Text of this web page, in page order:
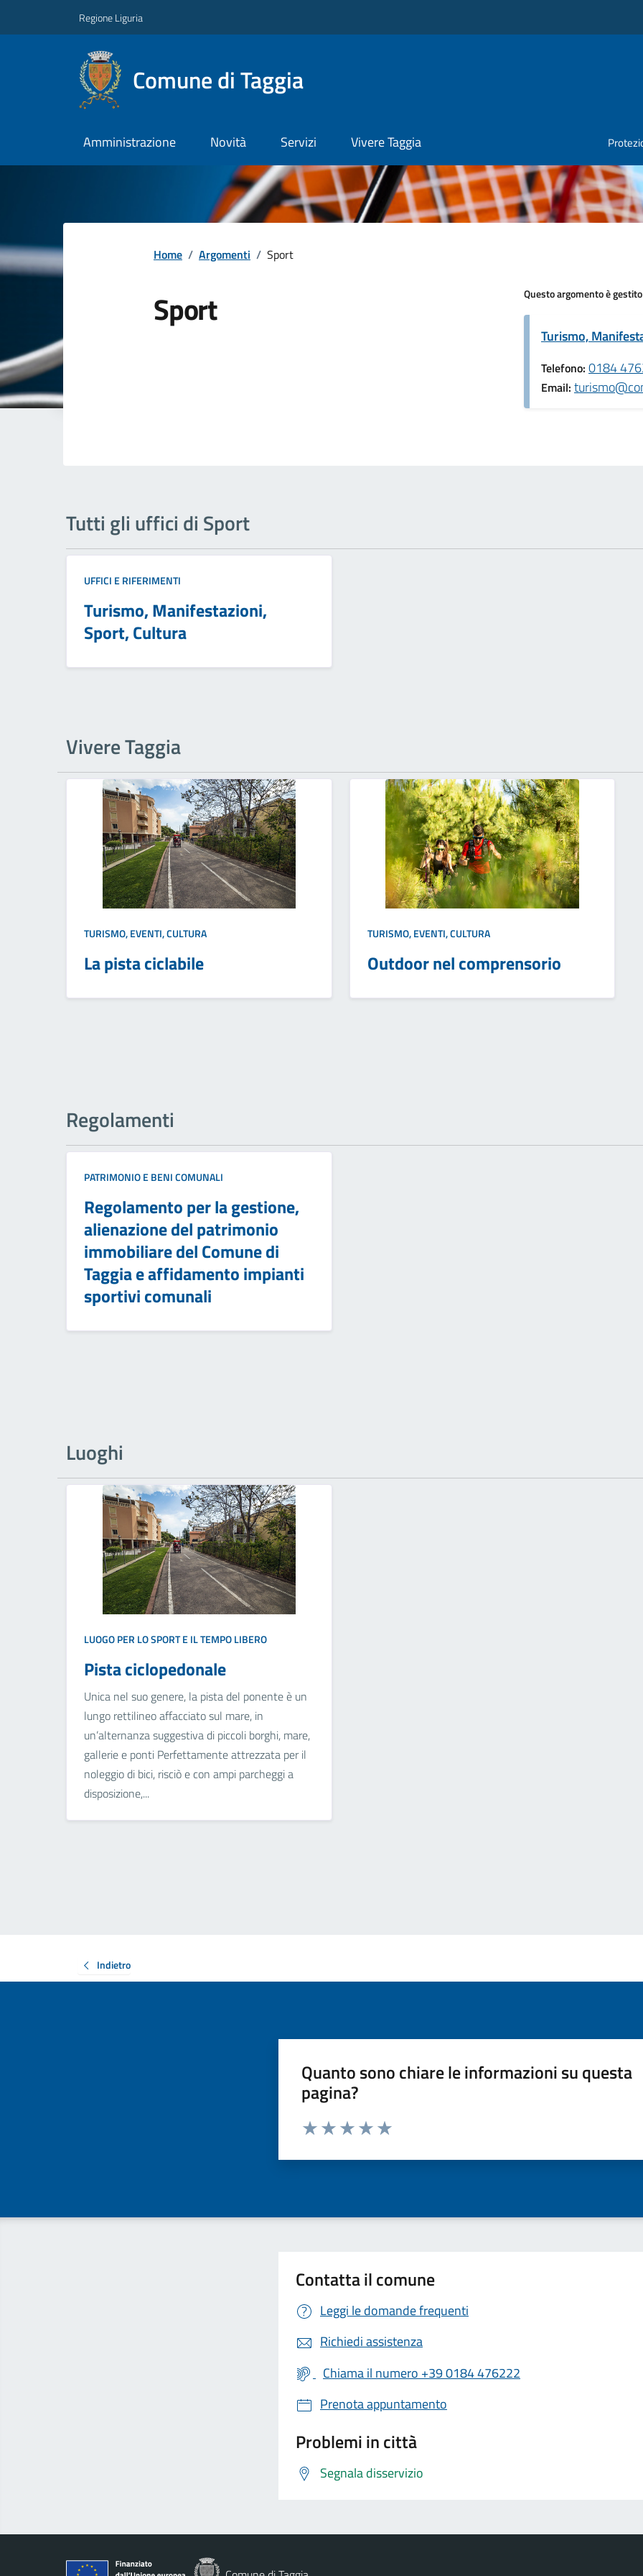
Regione Liguria
Comune di Taggia
Amministrazione Novità Servizi Vivere Taggia
Home / Argomenti / Sport
Sport Questo argomento è
Turismo,
Telefono: 0184
Email:
Tutti gli uffici di Sport
UFFICI E RIFERIMENTI
Turismo, Manifestazioni,
Sport, Cultura
Vivere Taggia
TURISMO, EVENTI, CULTURA
La pista ciclabile
TURISMO, EVENTI, CULTURA
Outdoor nel comprensorio
Regolamenti
PATRIMONIO E BENI COMUNALI
Regolamento per la gestione,
alienazione del patrimonio
immobiliare del Comune di
Taggia e affidamento impianti
sportivi comunali
Luoghi
LUOGO PER LO SPORT E IL TEMPO LIBERO
Pista ciclopedonale
Unica nel suo genere, la pista del ponente è un
lungo rettilineo affacciato sul mare, in
un’alternanza suggestiva di piccoli borghi, mare,
gallerie e ponti Perfettamente attrezzata per il
noleggio di bici, risciò e con ampi parcheggi a
disposizione,...
Indietro
Quanto sono chiare le informazioni su questa
pagina?
Valuta da 1 a 5 stelle la pagina
Contatta il comune
Leggi le domande frequenti
Richiedi assistenza
Chiama il numero +39 0184 476222
Prenota appuntamento
Problemi in città
Segnala disservizio